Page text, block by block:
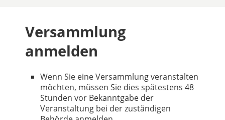
Versammlung
anmelden
Wenn Sie eine Versammlung veranstalten
möchten, müssen Sie dies spätestens 48
Stunden vor Bekanntgabe der
Veranstaltung bei der zuständigen